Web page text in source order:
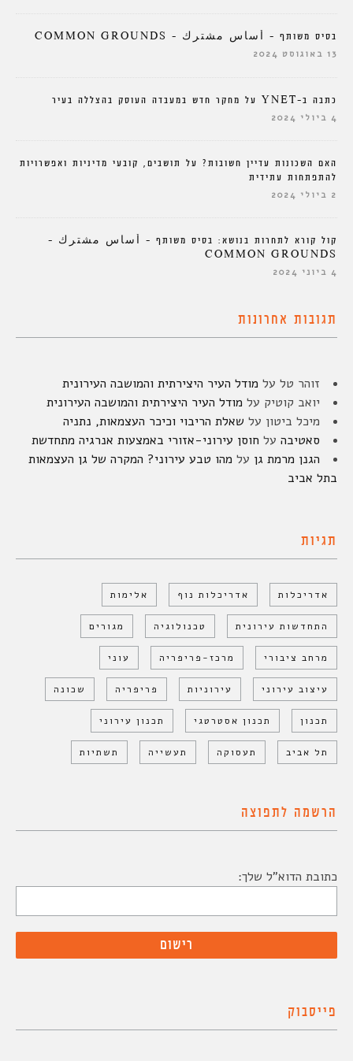
בסיס משותף – أساس مشترك – COMMON GROUNDS
13 באוגוסט 2024
כתבה ב-YNET על מחקר חדש במעבדה העוסק בהצללה בעיר
4 ביולי 2024
האם השכונות עדיין חשובות? על תושבים, קובעי מדיניות ואפשרויות
להתפתחות עתידית
2 ביולי 2024
קול קורא לתחרות בנושא: בסיס משותף – أساس مشترك –
COMMON GROUNDS
4 ביוני 2024
תגובות אחרונות
זוהר טל על מודל העיר היצירתית והמושבה העירונית
יואב קוטיק על מודל העיר היצירתית והמושבה העירונית
מיכל ביטון על שאלת הריבוי וכיכר העצמאות, נתניה
סאטיבה על חוסן עירוני-אזורי באמצעות אנרגיה מתחדשת
הגנן מרמת גן על מהו טבע עירוני? המקרה של גן העצמאות
בתל אביב
תגיות
אדריכלות אדריכלות נוף אלימות
התחדשות עירונית טכנולוגיה מגורים
מרחב ציבורי מרכז-פריפריה עוני
עיצוב עירוני עירוניות פריפריה שכונה
תכנון תכנון אסטרטגי תכנון עירוני
תל אביב תעסוקה תעשייה תשתיות
הרשמה לתפוצה
כתובת הדוא"ל שלך:
פייסבוק